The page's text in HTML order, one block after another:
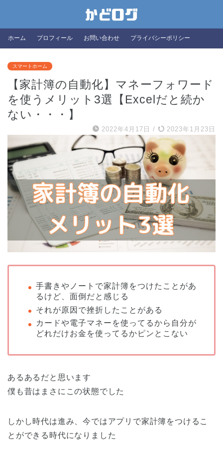
ホーム プロフィール お問い合わせ プライバシーポリシー
スマートホーム
【家計簿の自動化】マネーフォワード
を使うメリット3選【Excelだと続か
ない・・・】
2022年4月17日 / 2023年1月23日
手書きやノートで家計簿をつけたことがあ
るけど、面倒だと感じる
それが原因で挫折したことがある
カードや電子マネーを使ってるから自分が
どれだけお金を使ってるかピンとこない
あるあるだと思います
僕も昔はまさにこの状態でした
しかし時代は進み、今ではアプリで家計簿をつけるこ
とができる時代になりました